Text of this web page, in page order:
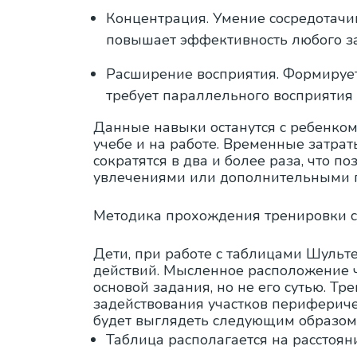
Концентрация. Умение
повышает эффективность любого
Расширение восприятия.
требует параллельного
Данные навыки останутся с
учебе и на работе. Временные
сократятся в два и более раза, что
увлечениями или дополнительными
Методика прохождения тренировки
Дети, при работе с таблицами
действий. Мысленное расположение
основой задания, но не его сутью.
задействования участков
будет выглядеть следующим
Таблица располагается на